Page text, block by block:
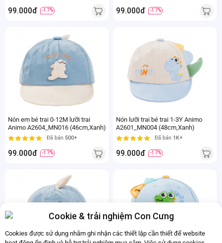
99.000đ -17% 99.000đ -17%
Nón em bé trai 0-12M lưỡi trai
Animo A2604_MN016 (46cm,Xanh)
Đã bán 500+
99.000đ -17%
Nón lưỡi trai bé trai 1-3Y Animo
A2601_MN004 (48cm,Xanh)
Đã bán 1K+
99.000đ -17%
Cookie & trải nghiệm Con Cưng
Cookies được sử dụng nhằm ghi nhận các thiết lập cần thiết để website